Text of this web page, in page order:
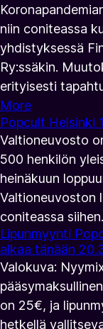
niin coniteassa
yhdistyksessä
Ry:ssäkin.
erityisesti
More
Popcult Helsinki
Valtioneuvosto
500 henkilön
heinäkuun
Valtioneuvoston
coniteassa
Lipunmyynti
alkaa tänään
Valokuva:
on 25€, ja
hetkellä